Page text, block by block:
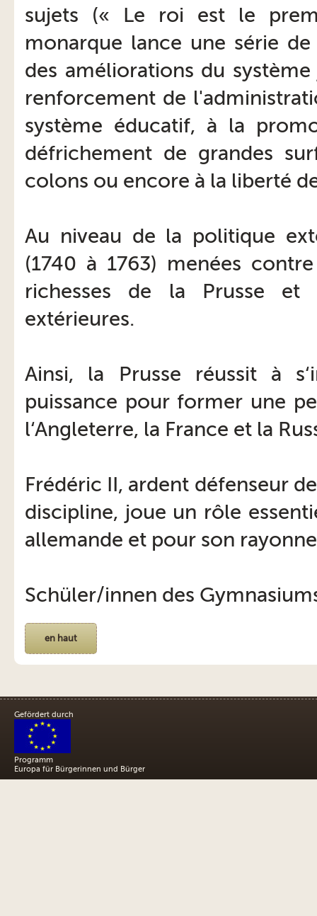
sujets (« Le roi est le
monarque lance une série
des améliorations du
renforcement de
système éducatif, à la
défrichement de grandes
colons ou encore à la liberté
Au niveau de la politique
(1740 à 1763) menées
richesses de la Prusse et
extérieures.
Ainsi, la Prusse réussit à
puissance pour former une
l‘Angleterre, la France et la
Frédéric II, ardent défenseur
discipline, joue un rôle
allemande et pour son
Schüler/innen des
en haut
Gefördert durch
Programm
Europa für Bürgerinnen und Bürger